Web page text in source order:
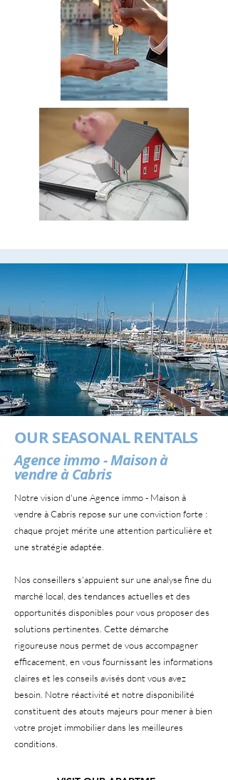
OUR SEASONAL RENTALS
Agence immo - Maison à
vendre à Cabris
Notre vision d'une Agence immo - Maison à
vendre à Cabris repose sur une conviction forte :
chaque projet mérite une attention particulière et
une stratégie adaptée.
Nos conseillers s'appuient sur une analyse fine du
marché local, des tendances actuelles et des
opportunités disponibles pour vous proposer des
solutions pertinentes. Cette démarche
rigoureuse nous permet de vous accompagner
efficacement, en vous fournissant les informations
claires et les conseils avisés dont vous avez
besoin. Notre réactivité et notre disponibilité
constituent des atouts majeurs pour mener à bien
votre projet immobilier dans les meilleures
conditions.